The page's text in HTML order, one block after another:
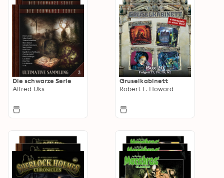
Die schwarze Serie
Alfred Uks
Gruselkabinett
Robert E. Howard